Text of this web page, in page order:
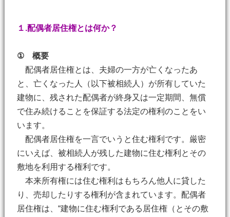
１.配偶者居住権とは何か？
① 概要
配偶者居住権とは、夫婦の一方が亡くなったあ
と、亡くなった人（以下被相続人）が所有していた
建物に、残された配偶者が終身又は一定期間、無償
で住み続けることを保証する法定の権利のことをい
います。
配偶者居住権を一言でいうと住む権利です。厳密
にいえば、被相続人が残した建物に住む権利とその
敷地を利用する権利です。
本来所有権には住む権利はもちろん他人に貸した
り、売却したりする権利が含まれています。配偶者
居住権は、“建物に住む権利である居住権（とその敷